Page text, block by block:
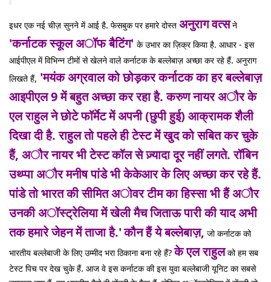
इधर एक नई चीज़ सुनने में आई है. फेसबुक पर हमारे दोस्त अनुराग वत्सने
'कर्नाटक स्कूल अॉफ बैटिंग' के उभार का ज़िक्र किया है. आधार - इस
आईपीएल में विभिन्न टीमों से खेलने वाले कर्नाटक के बल्लेबाज़ अच्छा कर रहे हैं. अनुराग
लिखते हैं, 'मयंक अग्रवाल को छोड़कर कर्नाटक का हर बल्लेबाज़
आइपीएल 9 में बहुत अच्छा कर रहा है. करुण नायर अौर के
एल राहुल ने छोटे फॉर्मेट में अपनी (छुपी हुई) आक्रामक शैली
दिखा दी है. राहुल तो पहले ही टेस्ट में खुद को सबित कर चुके
हैं, अौर नायर भी टेस्ट कॉल से ज़्यादा दूर नहीं लगते. रॉबिन
उथ्प्पा अौर मनीष पांडे भी केकेआर के लिए अच्छा कर रहे हैं.
पांडे तो भारत की सीमित अोवर टीम का हिस्सा भी हैं अौर
उनकी अॉस्ट्रेलिया में खेली मैच जिताऊ पारी की याद अभी
तक हमारे जेहन में ताजा है.'कौन हैं ये बल्लेबाज़, जो कर्नाटक को
भारतीय बल्लेबाजी के लिए उम्मीद भरा ठिकाना बना रहे हैं?के एल राहुल को हम सब
टेस्ट पिच पर देख चुके हैं. आज वे इस कर्नाटक की इस युवा बल्लेबाजी यूनिट का सबसे